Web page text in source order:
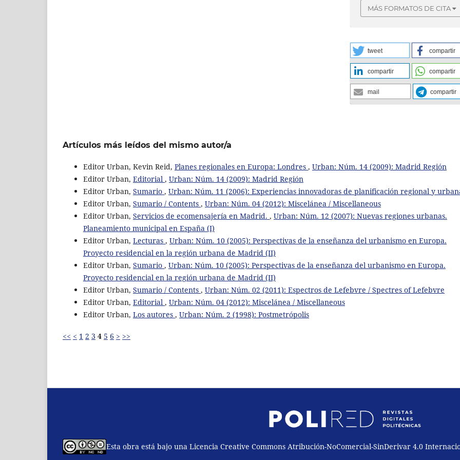
MÁS FORMATOS DE CITA
tweet compartir
compartir compartir
mail compartir
Artículos más leídos del mismo autor/a
Editor Urban, Kevin Reid, Planes regionales en Europa: Londres , Urban: Núm. 14 (2009): Madrid Región
Editor Urban, Editorial , Urban: Núm. 14 (2009): Madrid Región
Editor Urban, Sumario , Urban: Núm. 11 (2006): Experiencias innovadoras de planificación regional y
Editor Urban, Sumario / Contents , Urban: Núm. 04 (2012): Miscelánea / Miscellaneous
Editor Urban, Servicios de ecomensajería en Madrid. , Urban: Núm. 12 (2007): Nuevas regiones urbanas.
Planeamiento municipal en España (I)
Editor Urban, Lecturas , Urban: Núm. 10 (2005): Perspectivas de la enseñanza del urbanismo en Europa.
Proyecto residencial en la región urbana de Madrid (II)
Editor Urban, Sumario , Urban: Núm. 10 (2005): Perspectivas de la enseñanza del urbanismo en Europa.
Proyecto residencial en la región urbana de Madrid (II)
Editor Urban, Sumario / Contents , Urban: Núm. 02 (2011): Espectros de Lefebvre / Spectres of Lefebvre
Editor Urban, Editorial , Urban: Núm. 04 (2012): Miscelánea / Miscellaneous
Editor Urban, Los autores , Urban: Núm. 2 (1998): Postmetrópolis
<< < 1 2 3 4 5 6 > >>
Esta obra está bajo una Licencia Creative Commons Atribución-NoComercial-SinDerivar 4.0